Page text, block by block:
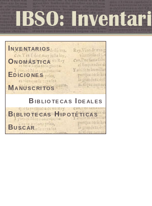
Inventarios
Onomástica
Ediciones
Manuscritos
Bibliotecas Ideales
Bibliotecas Hipotéticas
Buscar